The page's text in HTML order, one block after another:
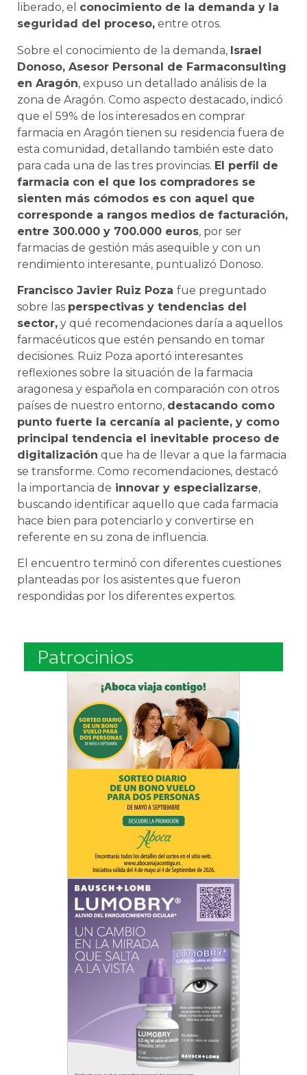
liberado, el conocimiento de la demanda y la
seguridad del proceso, entre otros.
Sobre el conocimiento de la demanda, Israel
Donoso, Asesor Personal de Farmaconsulting
en Aragón, expuso un detallado análisis de la
zona de Aragón. Como aspecto destacado, indicó
que el 59% de los interesados en comprar
farmacia en Aragón tienen su residencia fuera de
esta comunidad, detallando también este dato
para cada una de las tres provincias. El perfil de
farmacia con el que los compradores se
sienten más cómodos es con aquel que
corresponde a rangos medios de facturación,
entre 300.000 y 700.000 euros, por ser
farmacias de gestión más asequible y con un
rendimiento interesante, puntualizó Donoso.
Francisco Javier Ruiz Poza fue preguntado
sobre las perspectivas y tendencias del
sector, y qué recomendaciones daría a aquellos
farmacéuticos que estén pensando en tomar
decisiones. Ruiz Poza aportó interesantes
reflexiones sobre la situación de la farmacia
aragonesa y española en comparación con otros
países de nuestro entorno, destacando como
punto fuerte la cercanía al paciente, y como
principal tendencia el inevitable proceso de
digitalización que ha de llevar a que la farmacia
se transforme. Como recomendaciones, destacó
la importancia de innovar y especializarse,
buscando identificar aquello que cada farmacia
hace bien para potenciarlo y convertirse en
referente en su zona de influencia.
El encuentro terminó con diferentes cuestiones
planteadas por los asistentes que fueron
respondidas por los diferentes expertos.
Patrocinios